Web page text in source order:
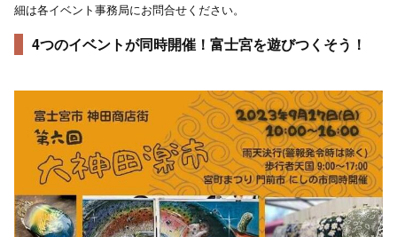
細は各イベント事務局にお問合せください。
4つのイベントが同時開催！富士宮を遊びつくそう！